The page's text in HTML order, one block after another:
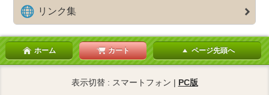
リンク集
ホーム カート ページ先頭へ
表示切替 : スマートフォン | PC版